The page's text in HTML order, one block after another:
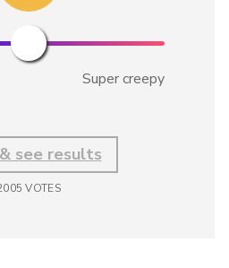
Super creepy
see results
VOTES